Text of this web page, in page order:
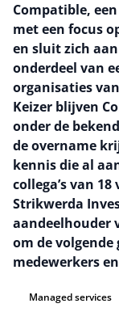
Compatible,
met een focus
en sluit zich
onderdeel van
organisaties
Keizer blijven
onder de
de overname
kennis die al
collega’s van
Strikwerda
aandeelhouder
om de
medewerkers
Managed services